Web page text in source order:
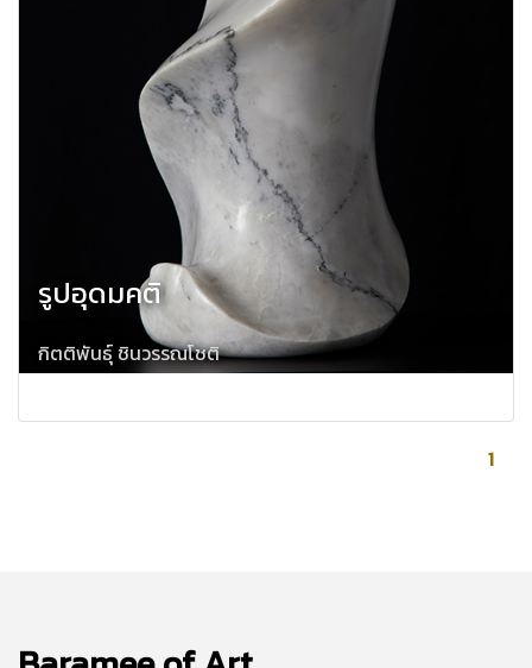
รูปอุดมคติ
กิตติพันธ์ุ ชินวรรณโชติ
1